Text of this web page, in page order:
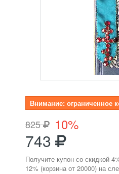
Внимание: ограниченное
825 10%
743
Получите купон со скидкой
12% (корзина от 20000) на